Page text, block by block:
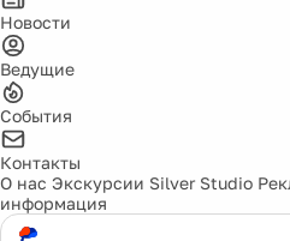
Новости
Ведущие
События
Контакты
О нас Экскурсии Silver Studio
информация